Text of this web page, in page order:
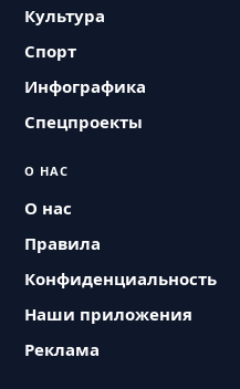
Культура
Спорт
Инфографика
Спецпроекты
О НАС
О нас
Правила
Конфиденциальность
Наши приложения
Реклама